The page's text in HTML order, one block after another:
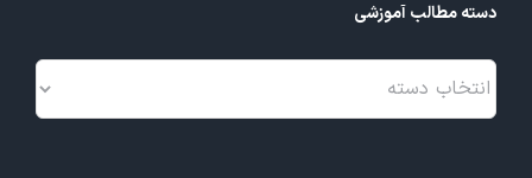
دسته مطالب آموزشی
دسته